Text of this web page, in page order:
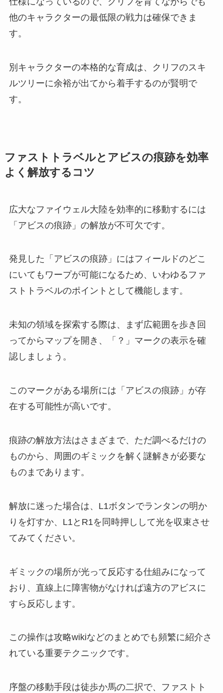
他のキャラクターの最低限の戦力は確保できま
す。
別キャラクターの本格的な育成は、クリフのスキ
ルツリーに余裕が出てから着手するのが賢明で
す。
ファストトラベルとアビスの痕跡を効率
よく解放するコツ
広大なファイウェル大陸を効率的に移動するには
「アビスの痕跡」の解放が不可欠です。
発見した「アビスの痕跡」にはフィールドのどこ
にいてもワープが可能になるため、いわゆるファ
ストトラベルのポイントとして機能します。
未知の領域を探索する際は、まず広範囲を歩き回
ってからマップを開き、「？」マークの表示を確
認しましょう。
このマークがある場所には「アビスの痕跡」が存
在する可能性が高いです。
痕跡の解放方法はさまざまで、ただ調べるだけの
ものから、周囲のギミックを解く謎解きが必要な
ものまであります。
解放に迷った場合は、L1ボタンでランタンの明か
りを灯すか、L1とR1を同時押しして光を収束させ
てみてください。
ギミックの場所が光って反応する仕組みになって
おり、直線上に障害物がなければ遠方のアビスに
すら反応します。
この操作は攻略wikiなどのまとめでも頻繁に紹介さ
れている重要テクニックです。
序盤の移動手段は徒歩か馬の二択で、ファストト